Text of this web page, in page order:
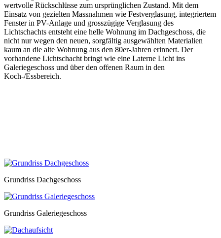
wertvolle Rückschlüsse zum ursprünglichen Zustand. Mit dem
Einsatz von gezielten Massnahmen wie Festverglasung, integriertem
Fenster in PV-Anlage und grosszügige Verglasung des
Lichtschachts entsteht eine helle Wohnung im Dachgeschoss, die
nicht nur wegen den neuen, sorgfältig ausgewählten Materialien
kaum an die alte Wohnung aus den 80er-Jahren erinnert. Der
vorhandene Lichtschacht bringt wie eine Laterne Licht ins
Galeriegeschoss und über den offenen Raum in den
Koch-/Essbereich.
Grundriss Dachgeschoss
Grundriss Galeriegeschoss